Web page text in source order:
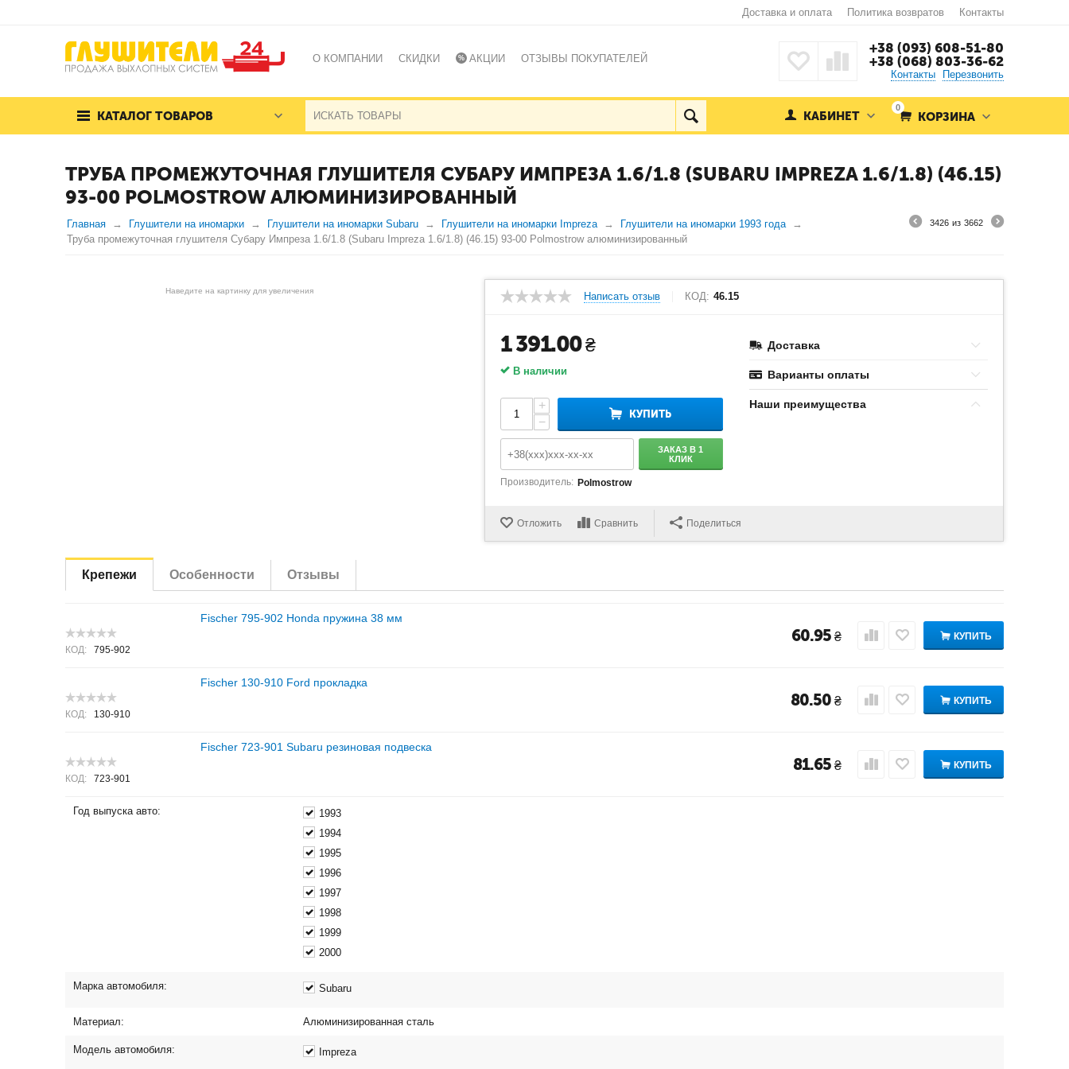
Доставка и оплата Политика возвратов Контакты
О КОМПАНИИ СКИДКИ АКЦИИ ОТЗЫВЫ ПОКУПАТЕЛЕЙ
+38 (093) 608-51-80
+38 (068) 803-36-62
Контакты Перезвонить
КАТАЛОГ ТОВАРОВ
0
КОРЗИНА
КАБИНЕТ
ТРУБА ПРОМЕЖУТОЧНАЯ ГЛУШИТЕЛЯ СУБАРУ ИМПРЕЗА 1.6/1.8 (SUBARU IMPREZA 1.6/1.8) (46.15)
93-00 POLMOSTROW АЛЮМИНИЗИРОВАННЫЙ
Главная Глушители на иномарки Глушители на иномарки Subaru Глушители на иномарки Impreza
Глушители на иномарки 1993 года
Труба промежуточная глушителя Субару Импреза 1.6/1.8 (Subaru Impreza 1.6/1.8) (46.15) 93-00 Polmostrow алюминизированный
3426 из 3662
Наведите на картинку для увеличения Написать отзыв КОД: 46.15
1 391.00₴
В наличии
+
−
КУПИТЬ
ЗАКАЗ В 1
КЛИК
Производитель: Polmostrow
Доставка
Варианты оплаты
Наши преимущества
Отложить Сравнить Поделиться
Крепежи Особенности Отзывы
Fischer 795-902 Honda пружина 38 мм
КОД: 795-902
60.95 ₴ КУПИТЬ
Fischer 130-910 Ford прокладка
КОД: 130-910
80.50 ₴ КУПИТЬ
Fischer 723-901 Subaru резиновая подвеска
КОД: 723-901
81.65 ₴ КУПИТЬ
Год выпуска авто:
1993
1994
1995
1996
1997
1998
1999
2000
Марка автомобиля: Subaru
Материал: Алюминизированная сталь
Модель автомобиля: Impreza